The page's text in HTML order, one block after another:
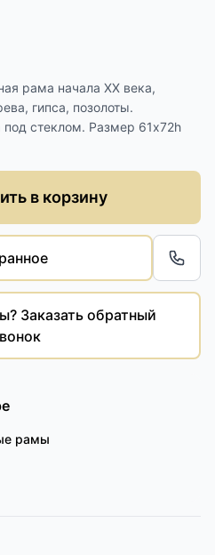
рама начала XX века,
гипса, позолоты.
стеклом. Размер 61х72h
в корзину
Заказать обратный
рамы